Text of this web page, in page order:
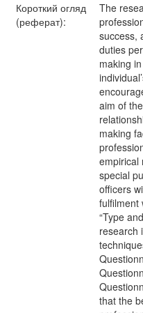
Короткий огляд
(реферат):
The
success,
duties
making
aim of
making
empirical
special
officers
fulfilment
“Type
research
that the